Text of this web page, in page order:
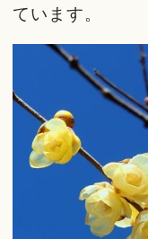
ています。